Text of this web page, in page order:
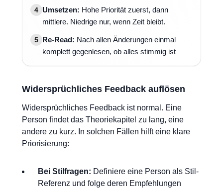
4 Umsetzen: Hohe Priorität zuerst, dann
mittlere. Niedrige nur, wenn Zeit bleibt.
5 Re-Read: Nach allen Änderungen einmal
komplett gegenlesen, ob alles stimmig ist
Widersprüchliches Feedback auflösen
Widersprüchliches Feedback ist normal. Eine
Person findet das Theoriekapitel zu lang, eine
andere zu kurz. In solchen Fällen hilft eine klare
Priorisierung:
Bei Stilfragen: Definiere eine Person als Stil-
Referenz und folge deren Empfehlungen